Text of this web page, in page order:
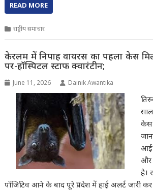
READ MORE
राष्ट्रीय समाचार
केरलम में निपाह वायरस का पहला केस
पर-हॉस्पिटल स्टाफ क्वारंटीन;
June 11, 2026 Dainik Awantika
केस
और
है।
पॉजिटिव आने के बाद पूरे प्रदेश में हाई अलर्ट जारी